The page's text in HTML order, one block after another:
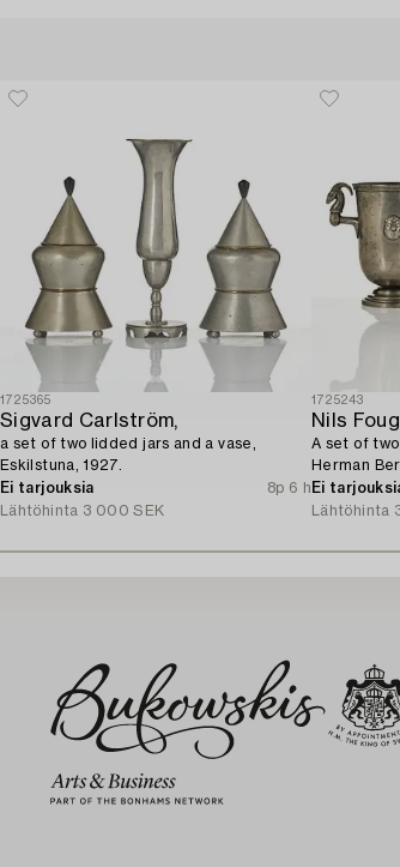
1725365
Sigvard Carlström,
a set of two lidded jars and a vase,
Eskilstuna, 1927.
Ei tarjouksia
8p 6 h
Lähtöhinta 3 000 SEK
1725243
Nils
A set of two
Herman
1930.
Ei
Lähtöhinta